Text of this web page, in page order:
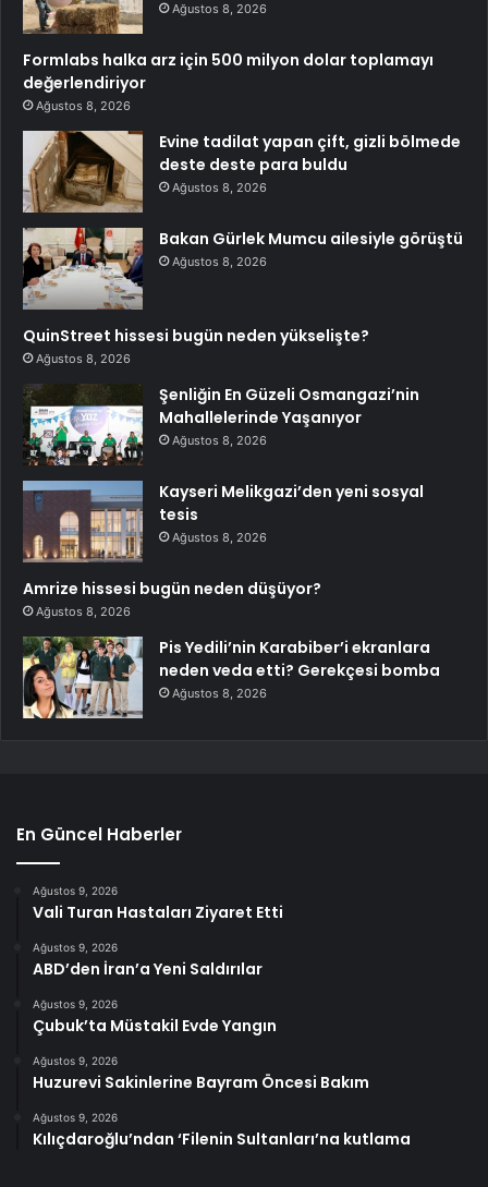
Ağustos 8, 2026
Formlabs halka arz için 500 milyon dolar toplamayı
değerlendiriyor
Ağustos 8, 2026
Evine tadilat yapan çift, gizli bölmede
deste deste para buldu
Ağustos 8, 2026
Bakan Gürlek Mumcu ailesiyle görüştü
Ağustos 8, 2026
QuinStreet hissesi bugün neden yükselişte?
Ağustos 8, 2026
Şenliğin En Güzeli Osmangazi’nin
Mahallelerinde Yaşanıyor
Ağustos 8, 2026
Kayseri Melikgazi’den yeni sosyal
tesis
Ağustos 8, 2026
Amrize hissesi bugün neden düşüyor?
Ağustos 8, 2026
Pis Yedili’nin Karabiber’i ekranlara
neden veda etti? Gerekçesi bomba
Ağustos 8, 2026
En Güncel Haberler
Ağustos 9, 2026
Vali Turan Hastaları Ziyaret Etti
Ağustos 9, 2026
ABD’den İran’a Yeni Saldırılar
Ağustos 9, 2026
Çubuk’ta Müstakil Evde Yangın
Ağustos 9, 2026
Huzurevi Sakinlerine Bayram Öncesi Bakım
Ağustos 9, 2026
Kılıçdaroğlu’ndan ‘Filenin Sultanları’na kutlama